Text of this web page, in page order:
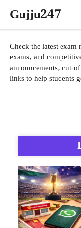
Gujju247
Check the latest
exams, and
announcements, cut-
links to help students